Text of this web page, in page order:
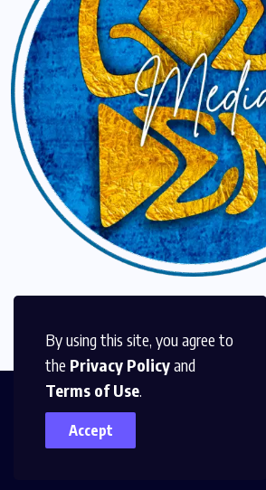
By using this site, you agree to
the Privacy Policyand
Terms of Use.
Accept